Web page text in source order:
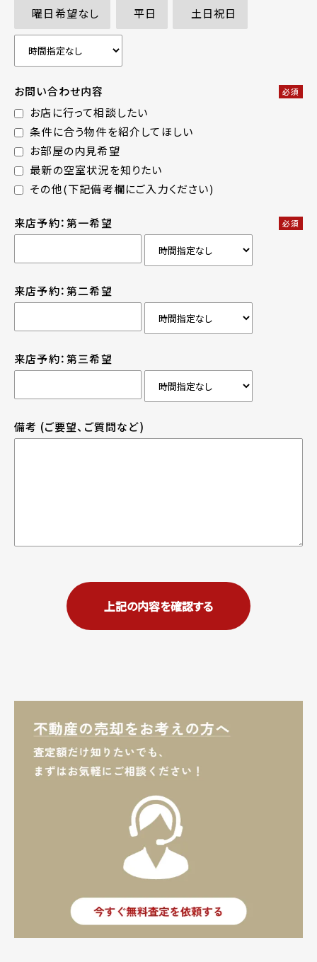
曜日希望なし
平日 土日祝日
お問い合わせ内容 必須
お店に行って相談したい
条件に合う物件を紹介してほしい
お部屋の内見希望
最新の空室状況を知りたい
その他(下記備考欄にご入力ください)
来店予約：第一希望 必須
来店予約：第二希望
来店予約：第三希望
備考 (ご要望、ご質問など)